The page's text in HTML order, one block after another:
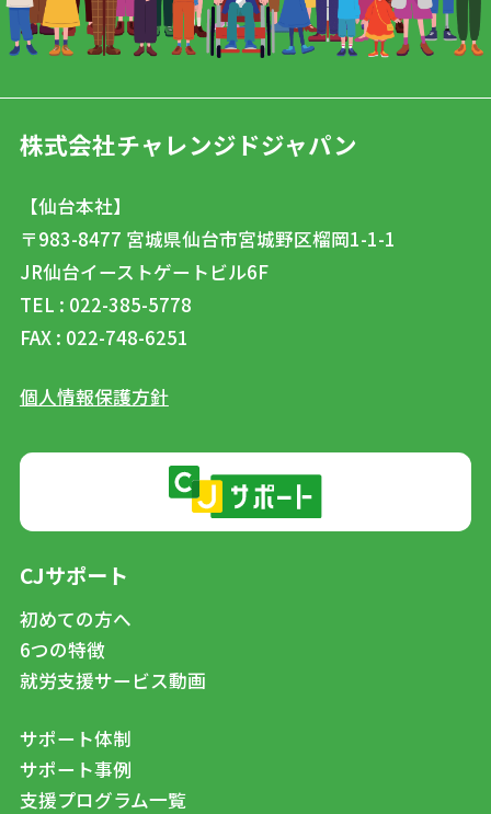
株式会社チャレンジドジャパン
【仙台本社】
〒983-8477 宮城県仙台市宮城野区榴岡1-1-1
JR仙台イーストゲートビル6F
TEL : 022-385-5778
FAX : 022-748-6251
個人情報保護方針
CJサポート
初めての方へ
6つの特徴
就労支援サービス動画
サポート体制
サポート事例
支援プログラム一覧